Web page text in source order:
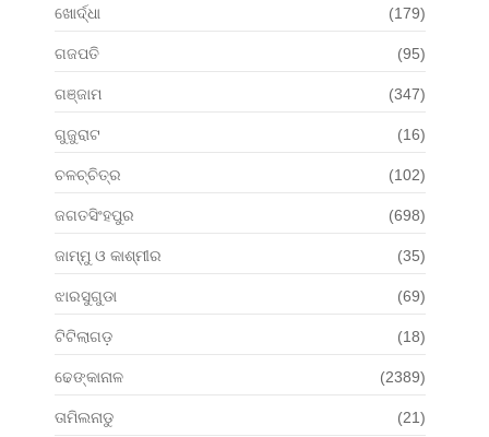
ଖୋର୍ଦ୍ଧା (179)
ଗଜପତି (95)
ଗଞ୍ଜାମ (347)
ଗୁଜୁରାଟ (16)
ଚଳଚ୍ଚିତ୍ର (102)
ଜଗତସିଂହପୁର (698)
ଜାମ୍ମୁ ଓ କାଶ୍ମୀର (35)
ଝାରସୁଗୁଡା (69)
ଟିଟିଲାଗଡ଼ (18)
ଢେଙ୍କାନାଳ (2389)
ତାମିଲନାଡୁ (21)